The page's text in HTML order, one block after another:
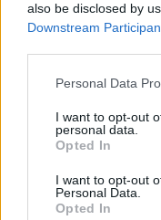
also be disclosed by
Downstream
Personal Data
I want to opt-out
personal data.
Opted In
I want to opt-out
Personal Data.
Opted In
BEFEKTETÉS